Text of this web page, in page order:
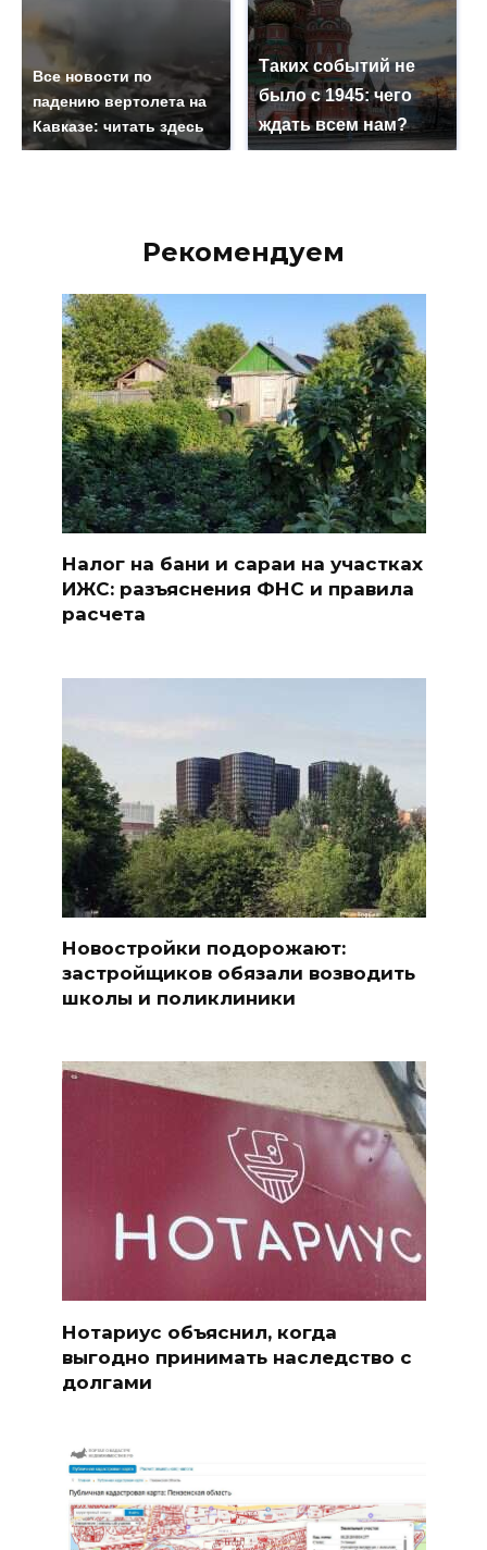
Все новости по
падению вертолета на
Кавказе: читать здесь
Таких событий не
было с 1945: чего
ждать всем нам?
Рекомендуем
Налог на бани и сараи на участках
ИЖС: разъяснения ФНС и правила
расчета
Новостройки подорожают:
застройщиков обязали возводить
школы и поликлиники
Нотариус объяснил, когда
выгодно принимать наследство с
долгами